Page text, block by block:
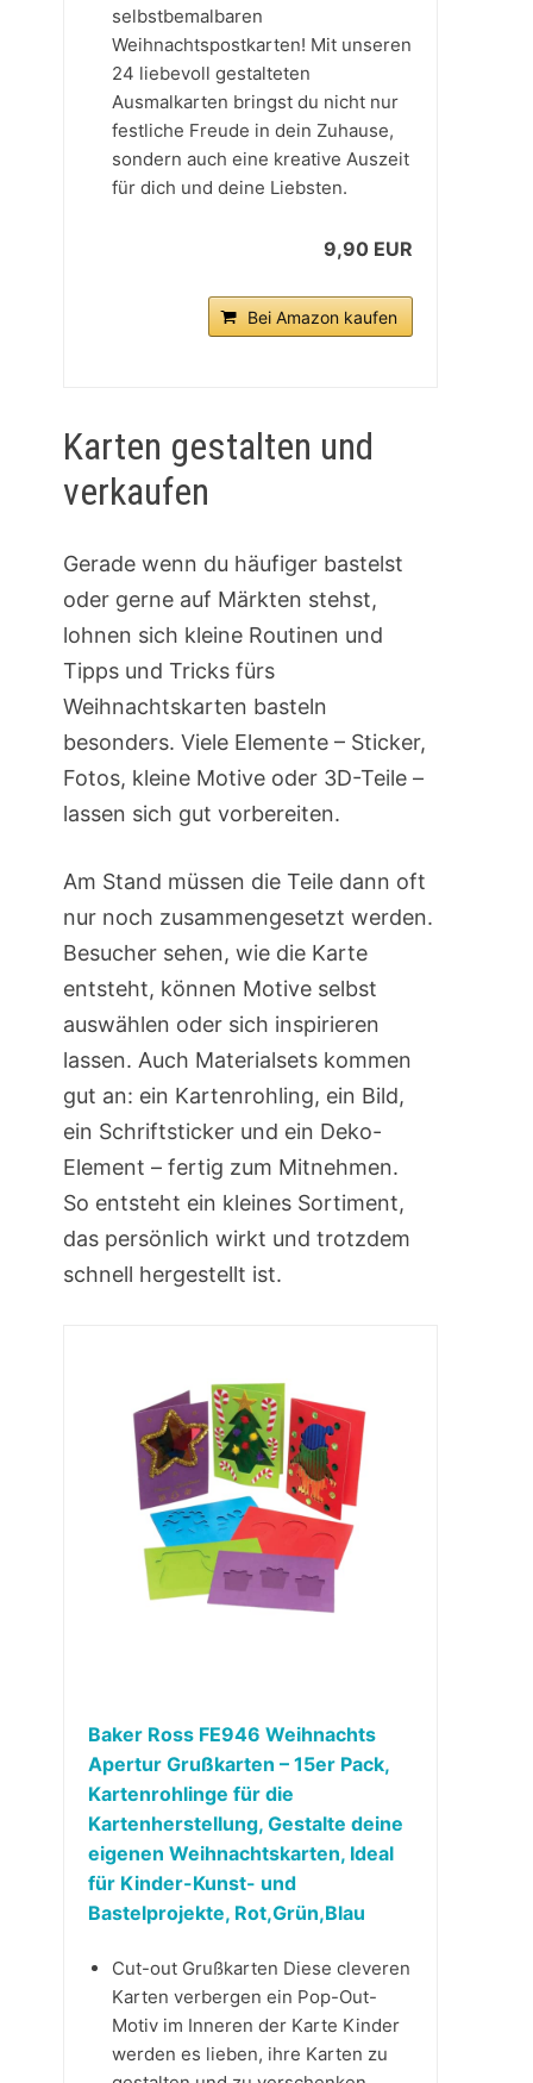
selbstbemalbaren
Weihnachtspostkarten! Mit unseren
24 liebevoll gestalteten
Ausmalkarten bringst du nicht nur
festliche Freude in dein Zuhause,
sondern auch eine kreative Auszeit
für dich und deine Liebsten.
9,90 EUR
Bei Amazon kaufen
Karten gestalten und
verkaufen
Gerade wenn du häufiger bastelst
oder gerne auf Märkten stehst,
lohnen sich kleine Routinen und
Tipps und Tricks fürs
Weihnachtskarten basteln
besonders. Viele Elemente – Sticker,
Fotos, kleine Motive oder 3D-Teile –
lassen sich gut vorbereiten.
Am Stand müssen die Teile dann oft
nur noch zusammengesetzt werden.
Besucher sehen, wie die Karte
entsteht, können Motive selbst
auswählen oder sich inspirieren
lassen. Auch Materialsets kommen
gut an: ein Kartenrohling, ein Bild,
ein Schriftsticker und ein Deko-
Element – fertig zum Mitnehmen.
So entsteht ein kleines Sortiment,
das persönlich wirkt und trotzdem
schnell hergestellt ist.
Baker Ross FE946 Weihnachts
Apertur Grußkarten – 15er Pack,
Kartenrohlinge für die
Kartenherstellung, Gestalte deine
eigenen Weihnachtskarten, Ideal
für Kinder-Kunst- und
Bastelprojekte, Rot,Grün,Blau
Cut-out Grußkarten Diese cleveren
Karten verbergen ein Pop-Out-
Motiv im Inneren der Karte Kinder
werden es lieben, ihre Karten zu